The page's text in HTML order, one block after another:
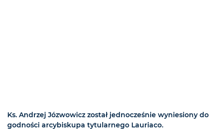
Ks. Andrzej Józwowicz został jednocześnie wyniesiony do
godności arcybiskupa tytularnego Lauriaco.